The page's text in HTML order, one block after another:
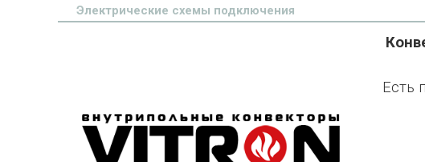
Электрические схемы подключения
Есть